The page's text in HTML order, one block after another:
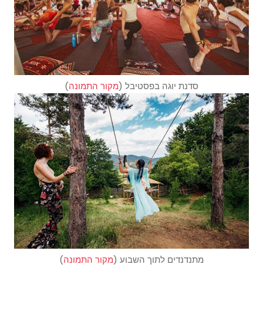
סדנת יוגה בפסטיבל (מקור התמונה)
מתנדנדים לתוך השבוע (מקור התמונה)